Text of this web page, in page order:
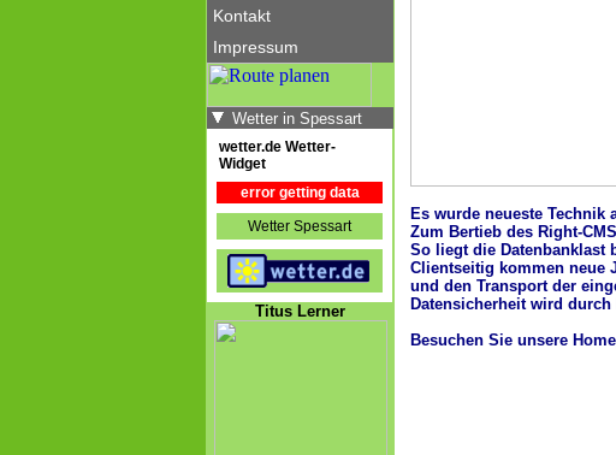
Kontakt
Impressum
Wetter in Spessart
wetter.de Wetter-
Widget
error getting data
Wetter Spessart
Titus Lerner
Es wurde neueste Technik
Zum Bertieb des Right-
So liegt die Datenbanklast
Clientseitig kommen neue
und den Transport der
Datensicherheit wird
Besuchen Sie unsere